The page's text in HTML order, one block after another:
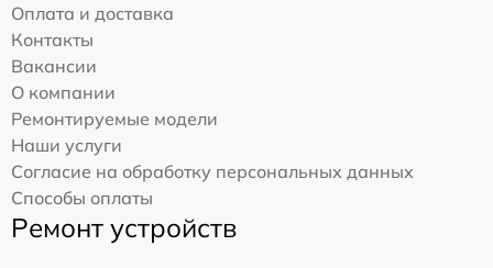
Оплата и доставка
Контакты
Вакансии
О компании
Ремонтируемые модели
Наши услуги
Согласие на обработку персональных данных
Способы оплаты
Ремонт устройств